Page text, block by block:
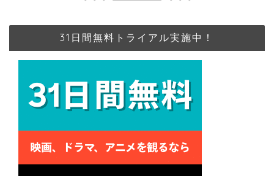
31日間無料トライアル実施中！